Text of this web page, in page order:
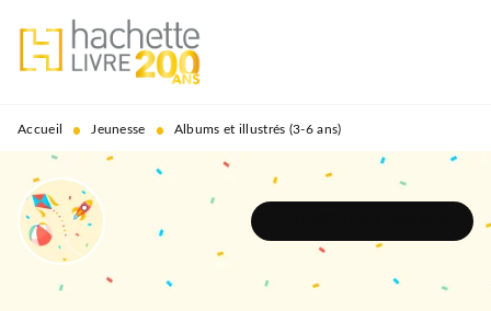
MENU RECHERCHE
PIED DE PAGE
Accueil • Jeunesse • Albums et illustrés (3-6 ans)